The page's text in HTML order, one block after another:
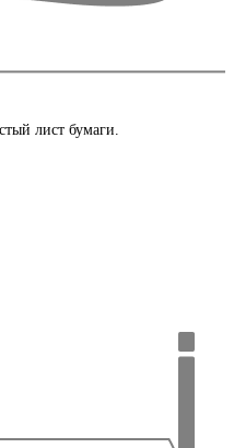
лист бумаги.